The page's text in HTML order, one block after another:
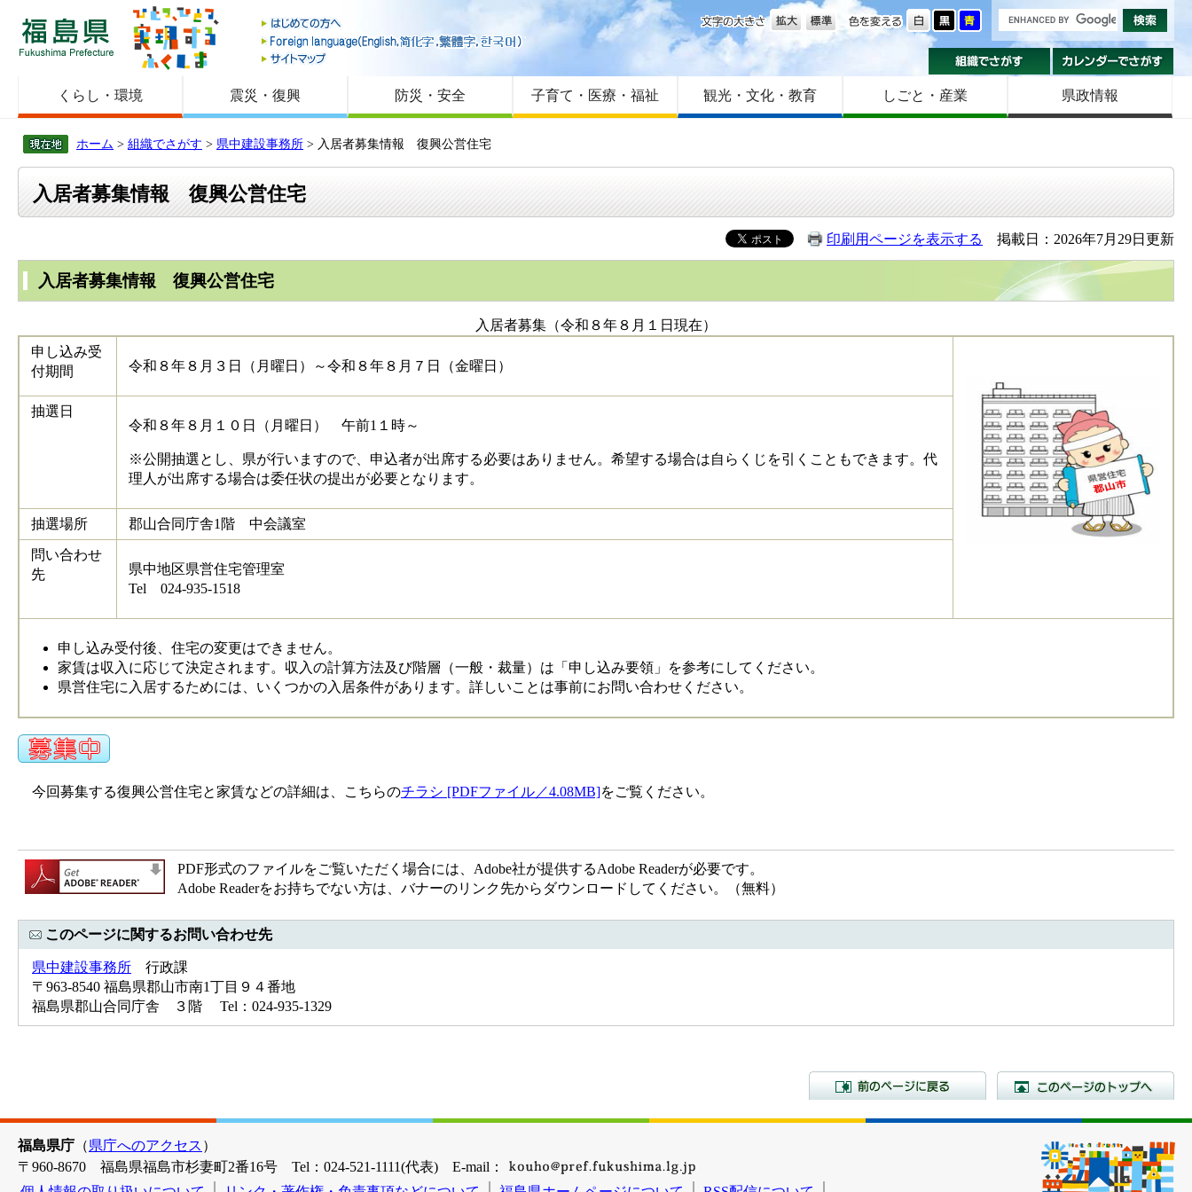
福島県
はじめての方へ
Foreign language
サイトマップ
色を変える
文字の大きさ
組織でさがす
くらし・環境 震災・復興 防災・安全 子育て・医療・福祉 観光・文化・教育 しごと・産業 県政情報
ホーム > 組織でさがす > 県中建設事務所 > 入居者募集情報 復興公営住宅
入居者募集情報 復興公営住宅
印刷用ページを表示する 掲載日：2026年7月29日更新
入居者募集情報 復興公営住宅
入居者募集（令和８年８月１日現在）
申し込み受
付期間
令和８年８月３日（月曜日）～令和８年８月７日（金曜日）
抽選日
令和８年８月１０日（月曜日） 午前1１時～
※公開抽選とし、県が行いますので、申込者が出席する必要はありません。希望する場合は自らくじを引くこともできます。代
理人が出席する場合は委任状の提出が必要となります。
抽選場所 郡山合同庁舎1階 中会議室
問い合わせ
先
県中地区県営住宅管理室
Tel 024-935-1518
申し込み受付後、住宅の変更はできません。
家賃は収入に応じて決定されます。収入の計算方法及び階層（一般・裁量）は「申し込み要領」を参考にしてください。
県営住宅に入居するためには、いくつかの入居条件があります。詳しいことは事前にお問い合わせください。
今回募集する復興公営住宅と家賃などの詳細は、こちらのチラシ [PDFファイル／4.08MB]をご覧ください。
PDF形式のファイルをご覧いただく場合には、Adobe社が提供するAdobe Readerが必要です。
Adobe Readerをお持ちでない方は、バナーのリンク先からダウンロードしてください。（無料）
このページに関するお問い合わせ先
県中建設事務所 行政課
〒963-8540 福島県郡山市南1丁目９４番地
福島県郡山合同庁舎 ３階 Tel：024-935-1329
前のページに戻る
福島県庁 （県庁へのアクセス ）
〒960-8670 福島県福島市杉妻町2番16号 Tel：024-521-1111(代表) E-mail：